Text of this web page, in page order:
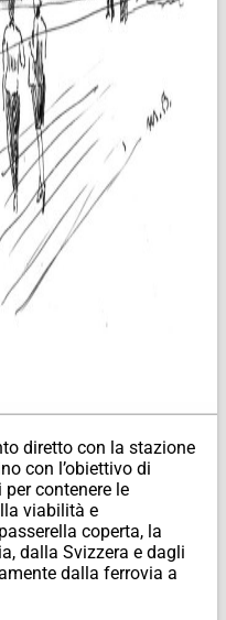
diretto con la stazione
con l’obiettivo di
contenere le
viabilità e
coperta, la
dalla Svizzera e dagli
dalla ferrovia a